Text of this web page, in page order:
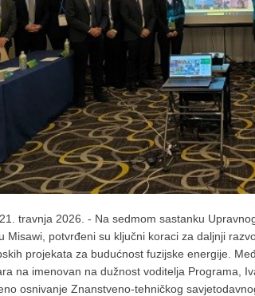
travnja 2026. - Na sedmom sastanku
Misawi, potvrđeni su ključni koraci za daljnji
projekata za budućnost fuzijske energije.
na imenovan na dužnost voditelja Programa,
osnivanje Znanstveno-tehničkog